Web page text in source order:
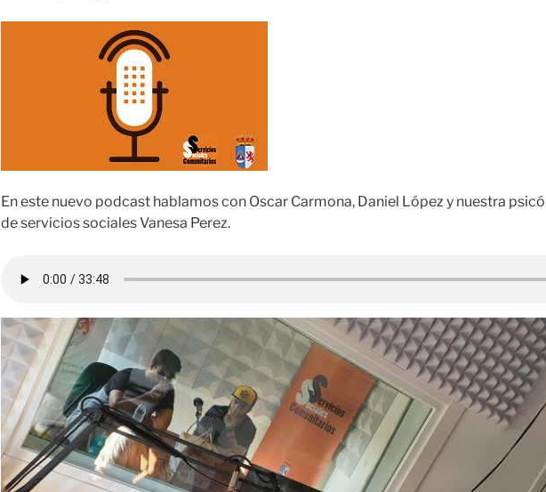
En este nuevo podcast hablamos con Oscar Carmona, Daniel López y nuestra
de servicios sociales Vanesa Perez.